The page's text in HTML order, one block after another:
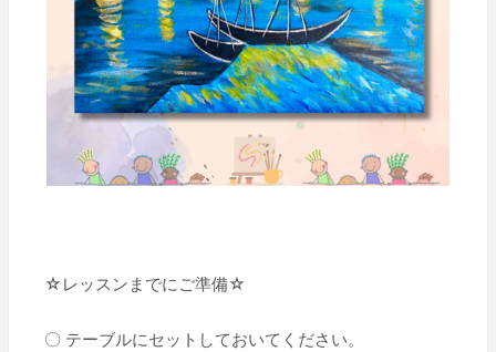
☆レッスンまでにご準備☆
〇 テーブルにセットしておいてください。